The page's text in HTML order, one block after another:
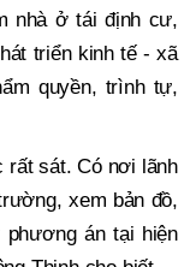
nhà ở tái định cư,
triển kinh tế - xã
quyền, trình tự,
rất sát. Có nơi lãnh
xem bản đồ,
án tại hiện